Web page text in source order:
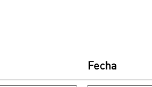
Fecha